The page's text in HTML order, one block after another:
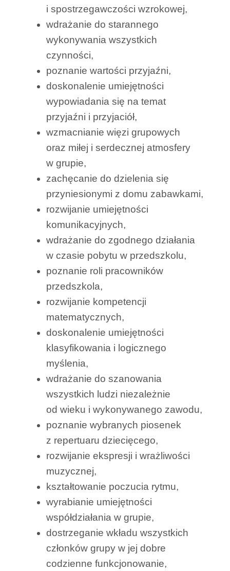
i spostrzegawczości wzrokowej,
wdrażanie do starannego
wykonywania wszystkich
czynności,
poznanie wartości przyjaźni,
doskonalenie umiejętności
wypowiadania się na temat
przyjaźni i przyjaciół,
wzmacnianie więzi grupowych
oraz miłej i serdecznej atmosfery
w grupie,
zachęcanie do dzielenia się
przyniesionymi z domu zabawkami,
rozwijanie umiejętności
komunikacyjnych,
wdrażanie do zgodnego działania
w czasie pobytu w przedszkolu,
poznanie roli pracowników
przedszkola,
rozwijanie kompetencji
matematycznych,
doskonalenie umiejętności
klasyfikowania i logicznego
myślenia,
wdrażanie do szanowania
wszystkich ludzi niezależnie
od wieku i wykonywanego zawodu,
poznanie wybranych piosenek
z repertuaru dziecięcego,
rozwijanie ekspresji i wrażliwości
muzycznej,
kształtowanie poczucia rytmu,
wyrabianie umiejętności
współdziałania w grupie,
dostrzeganie wkładu wszystkich
członków grupy w jej dobre
codzienne funkcjonowanie,